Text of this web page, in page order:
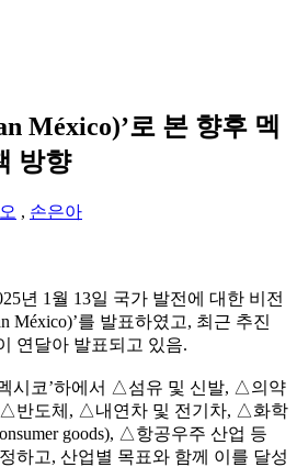
México)’로 본 향후 멕
방향
, 손은아
년 1월 13일 국가 발전에 대한 비전
México)’를 발표하였고, 최근 추진
연달아 발표되고 있음.
시코’하에서 △섬유 및 신발, △의약
반도체, △내연차 및 전기차, △화학
goods), △항공우주 산업 등
하고, 산업별 목표와 함께 이를 달성